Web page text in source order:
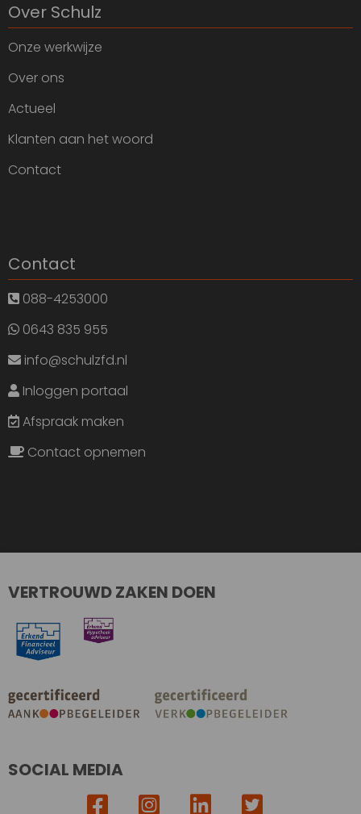
Over Schulz
Onze werkwijze
Over ons
Actueel
Klanten aan het woord
Contact
Contact
088-4253000
0643 835 955
info@schulzfd.nl
Inloggen portaal
Afspraak maken
Contact opnemen
VERTROUWD ZAKEN DOEN
SOCIAL MEDIA